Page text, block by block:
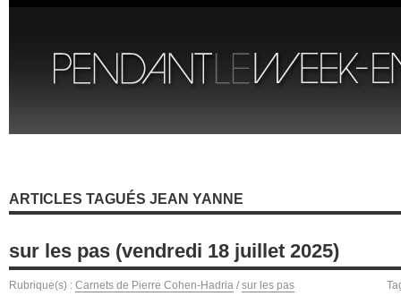
ARTICLES TAGUÉS JEAN YANNE
sur les pas (vendredi 18 juillet 2025)
Rubrique(s) : Carnets de Pierre Cohen-Hadria / sur les pas